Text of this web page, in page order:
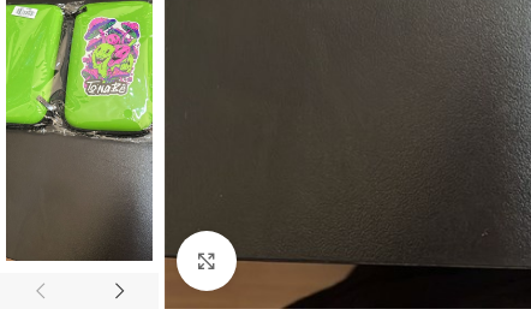
Clique para ampliar